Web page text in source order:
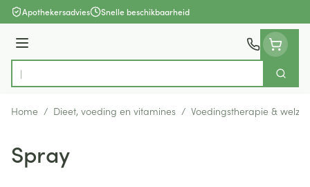
Ga naar de inhoud
Apothekersadvies Snelle beschikbaarheid
Menu
Product, merk, categorie...
Zoek
Home / Dieet, voeding en vitamines / Voedingstherapie & welzijn
Spray